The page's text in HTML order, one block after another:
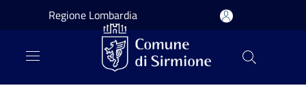
Salta al contenuto principale
Regione Lombardia